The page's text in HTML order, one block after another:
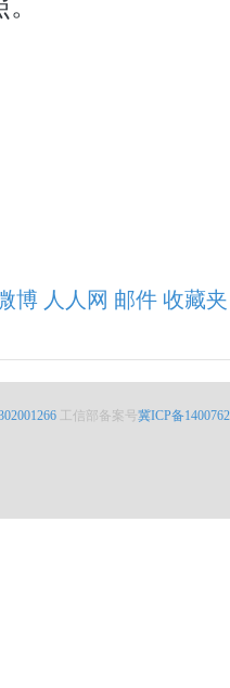
博 人人网 邮件 收藏夹
工信部备案号冀ICP备